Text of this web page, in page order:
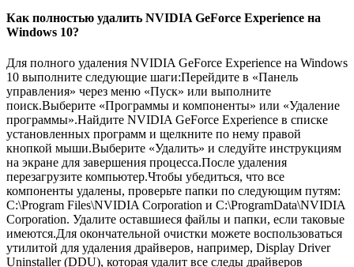
Как полностью удалить NVIDIA GeForce Experience на
Windows 10?
Для полного удаления NVIDIA GeForce Experience на Windows
10 выполните следующие шаги:Перейдите в «Панель
управления» через меню «Пуск» или выполните
поиск.Выберите «Программы и компоненты» или «Удаление
программы».Найдите NVIDIA GeForce Experience в списке
установленных программ и щелкните по нему правой
кнопкой мыши.Выберите «Удалить» и следуйте инструкциям
на экране для завершения процесса.После удаления
перезагрузите компьютер.Чтобы убедиться, что все
компоненты удалены, проверьте папки по следующим путям:
C:\Program Files\NVIDIA Corporation и C:\ProgramData\NVIDIA
Corporation. Удалите оставшиеся файлы и папки, если таковые
имеются.Для окончательной очистки можете воспользоваться
утилитой для удаления драйверов, например, Display Driver
Uninstaller (DDU), которая удалит все следы драйверов